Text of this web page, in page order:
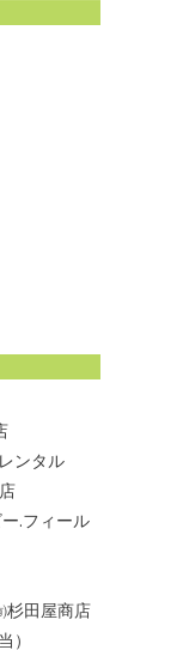
ンタル
.フィール
杉田屋商店